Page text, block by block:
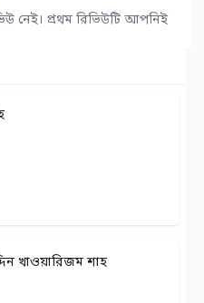
নেই। প্রথম রিভিউটি আপনিই
খাওয়ারিজম শাহ